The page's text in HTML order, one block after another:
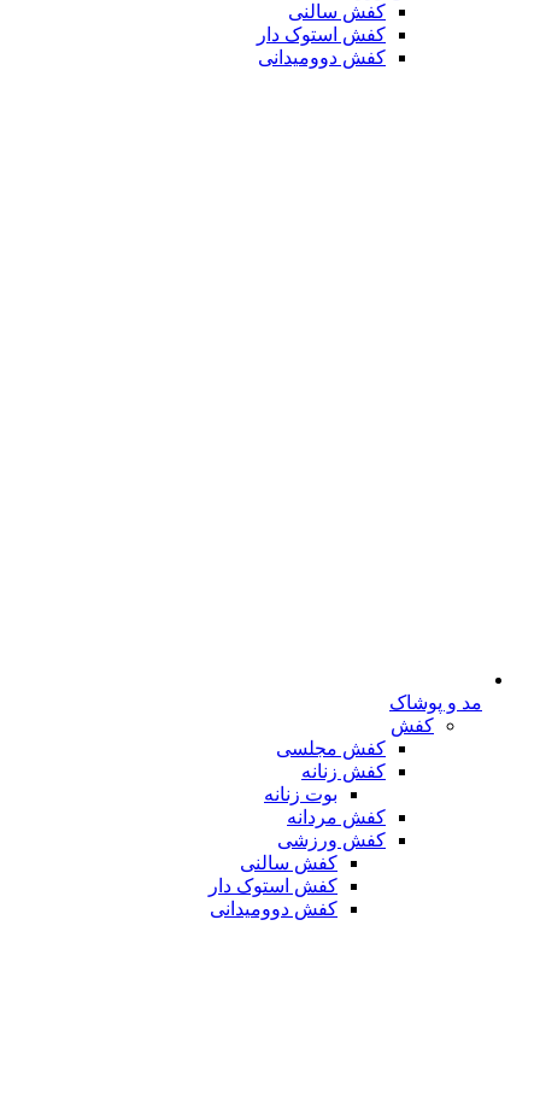
کفش سالنی
کفش استوک دار
کفش دوومیدانی
مد و پوشاک
کفش
کفش مجلسی
کفش زنانه
بوت زنانه
کفش مردانه
کفش ورزشی
کفش سالنی
کفش استوک دار
کفش دوومیدانی